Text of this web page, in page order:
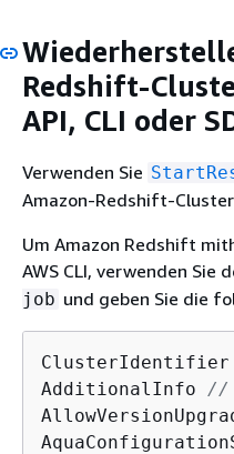
Redshift-
API, CLI oder
Verwenden Sie
Amazon-Redshift-
Um Amazon Redshift
AWS CLI, verwenden Sie
job und geben Sie die
ClusterIdentifier
AdditionalInfo //